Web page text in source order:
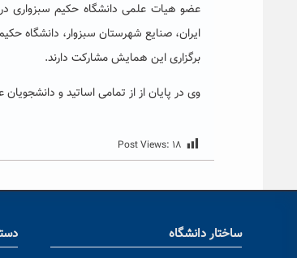
عضو هیات علمی دانشگاه حکیم سبزواری
ایران، صنایع شهرستان سبزوار، دانشگاه
برگزاری این همایش مشارکت دارند.
وی در پایان از از تمامی اساتید و
Post Views: ۱۸
ساختار دانشگاه